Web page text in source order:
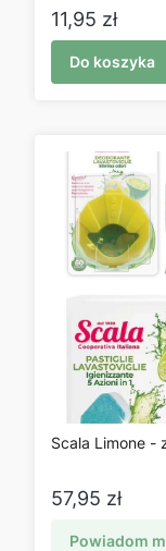
Cena
11,95 zł
Do koszyka
Scala Limone -
Cena
57,95 zł
Powiadom